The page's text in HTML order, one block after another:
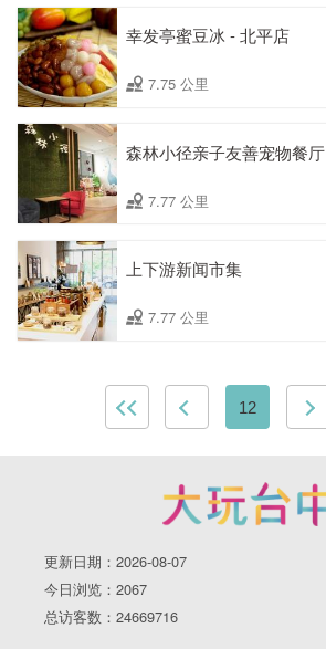
幸发亭蜜豆冰 - 北平店
7.75 公里
森林小径亲子友善宠物餐厅
7.77 公里
上下游新闻市集
7.77 公里
12
更新日期：2026-08-07
今日浏览：2067
总访客数：24669716